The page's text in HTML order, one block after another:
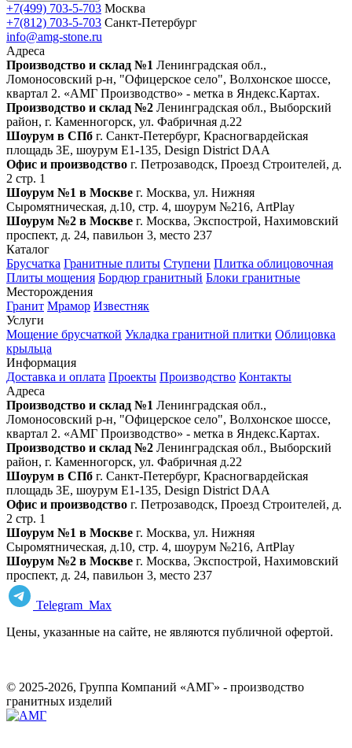
+7(499) 703-5-703 Москва
+7(812) 703-5-703 Санкт-Петербург
info@amg-stone.ru
Адреса
Производство и склад №1 Ленинградская обл.,
Ломоносовский р-н, "Офицерское село", Волхонское шоссе,
квартал 2. «АМГ Производство» - метка в Яндекс.Картах.
Производство и склад №2 Ленинградская обл., Выборский
район, г. Каменногорск, ул. Фабричная д.22
Шоурум в СПб г. Санкт‑Петербург, Красногвардейская
площадь 3Е, шоурум Е1-135, Design District DAA
Офис и производство г. Петрозаводск, Проезд Строителей, д.
2 стр. 1
Шоурум №1 в Москве г. Москва, ул. Нижняя
Сыромятническая, д.10, стр. 4, шоурум №216, ArtPlay
Шоурум №2 в Москве г. Москва, Экспострой, Нахимовский
проспект, д. 24, павильон 3, место 237
Каталог
Брусчатка Гранитные плиты Ступени Плитка облицовочная
Плиты мощения Бордюр гранитный Блоки гранитные
Месторождения
Гранит Мрамор Известняк
Услуги
Мощение брусчаткой Укладка гранитной плитки Облицовка
крыльца
Информация
Доставка и оплата Проекты Производство Контакты
Адреса
Производство и склад №1 Ленинградская обл.,
Ломоносовский р-н, "Офицерское село", Волхонское шоссе,
квартал 2. «АМГ Производство» - метка в Яндекс.Картах.
Производство и склад №2 Ленинградская обл., Выборский
район, г. Каменногорск, ул. Фабричная д.22
Шоурум в СПб г. Санкт‑Петербург, Красногвардейская
площадь 3Е, шоурум Е1-135, Design District DAA
Офис и производство г. Петрозаводск, Проезд Строителей, д.
2 стр. 1
Шоурум №1 в Москве г. Москва, ул. Нижняя
Сыромятническая, д.10, стр. 4, шоурум №216, ArtPlay
Шоурум №2 в Москве г. Москва, Экспострой, Нахимовский
проспект, д. 24, павильон 3, место 237
Telegram Max
Цены, указанные на сайте, не являются публичной офертой.
© 2025-2026, Группа Компаний «АМГ» - производство
гранитных изделий